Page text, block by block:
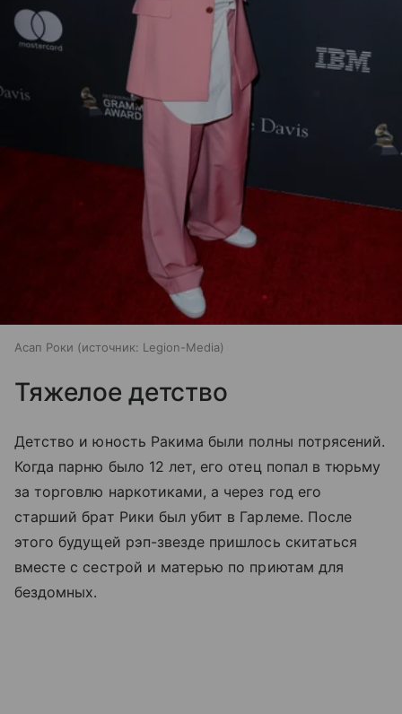
Асап Роки источник: Legion-Media
Тяжелое детство
Детство и юность Ракима были полны потрясений.
Когда парню было 12 лет, его отец попал в тюрьму
за торговлю наркотиками, а через год его
старший брат Рики был убит в Гарлеме. После
этого будущей рэп-звезде пришлось скитаться
вместе с сестрой и матерью по приютам для
бездомных.